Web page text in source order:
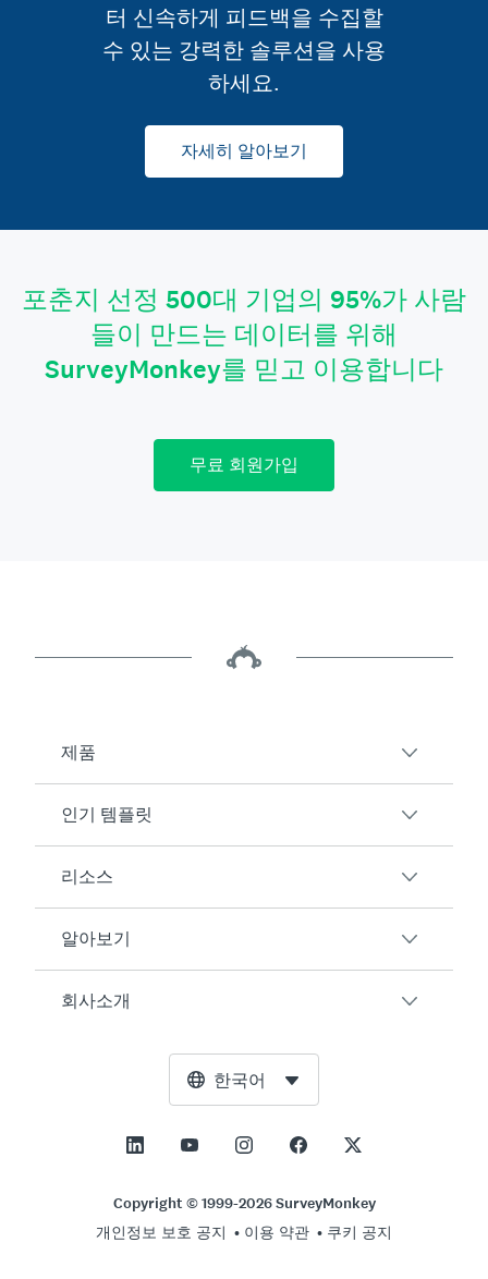
터 신속하게 피드백을 수집할
수 있는 강력한 솔루션을 사용
하세요.
자세히 알아보기
포춘지 선정 500대 기업의 95%가 사람
들이 만드는 데이터를 위해
SurveyMonkey를 믿고 이용합니다
무료 회원가입
제품
개요
설문조사
AI 설문조사 생성기
온라인 양식
시장 조사
지원서 관리
인기 템플릿
고객 만족도
직원 참여도
행사 피드백
제품 테스트
Net Promoter Score(NPS)
모든 기본서식
리소스
고객
블로그
영업팀에 문의
파트너십 프로그램
알아보기
설문조사를 만드는 방법
오차 한계 계산기
표본 크기 계산기
리커트 척도
회사소개
이상과 사명
소셜 임팩트 및 포용성
채용 정보
채용정보
한국어
Copyright © 1999-2026 SurveyMonkey
개인정보 보호 공지 이용 약관 쿠키 공지